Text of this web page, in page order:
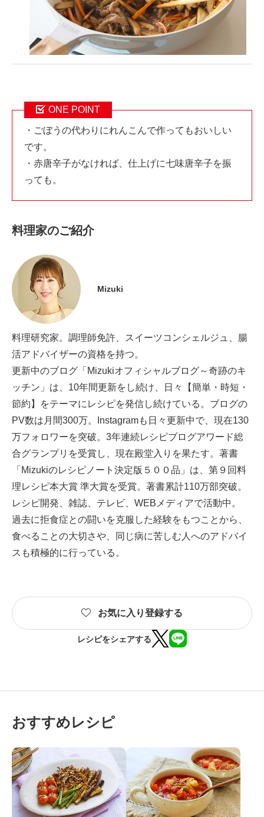
ONE POINT
・ごぼうの代わりにれんこんで作ってもおいしい
です。
・赤唐辛子がなければ、仕上げに七味唐辛子を振
っても。
料理家のご紹介
Mizuki
料理研究家。調理師免許、スイーツコンシェルジュ、腸
活アドバイザーの資格を持つ。
更新中のブログ「Mizukiオフィシャルブログ～奇跡のキ
ッチン」は、10年間更新をし続け、日々【簡単・時短・
節約】をテーマにレシピを発信し続けている。ブログの
PV数は月間300万。Instagramも日々更新中で、現在130
万フォロワーを突破。3年連続レシピブログアワード総
合グランプリを受賞し、現在殿堂入りを果たす。著書
「Mizukiのレシピノート決定版５００品」は、第９回料
理レシピ本大賞 準大賞を受賞。著書累計110万部突破。
レシピ開発、雑誌、テレビ、WEBメディアで活動中。
過去に拒食症との闘いを克服した経験をもつことから、
食べることの大切さや、同じ病に苦しむ人へのアドバイ
スも積極的に行っている。
お気に入り登録する
レシピをシェアする
おすすめレシピ